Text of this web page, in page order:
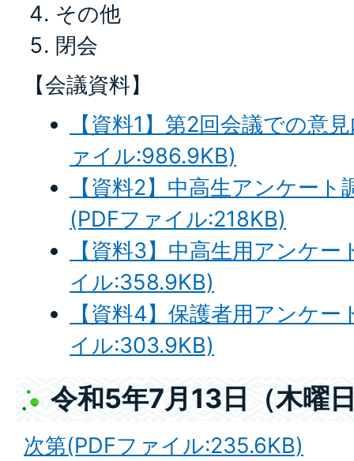
その他
閉会
【会議資料】
【資料1】第2回会議での意
ァイル:986.9KB)
【資料2】中高生アンケー
(PDFファイル:218KB)
【資料3】中高生用アンケ
イル:358.9KB)
【資料4】保護者用アンケ
イル:303.9KB)
令和5年7月13日（木曜
次第(PDFファイル:235.6KB)